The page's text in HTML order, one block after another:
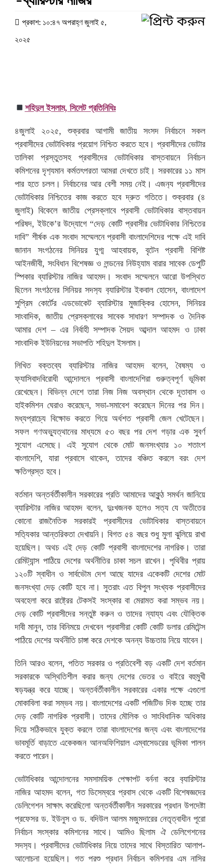
প্রকাশ: ১০:৪৭ অপরাহ্ণ জুলাই ৫,
২০২৫
শ‌হিদুল ইসলাম, সিলেট প্রতিনিধিঃ
৪জুলাই ২০২৫, শুক্রবার আগামী জাতীয় সংসদ নির্বাচনে সকল
প্রবাসীদের ভোটাধিকার প্রয়োগ নিশ্চিত করতে হবে। প্রবাসীদের ভোটার
তালিকা প্রস্তুতসহ প্রবাসীদের ভোটাধিকার বাস্তবায়নে নির্বাচন
কমিশনের দৃশ‍্যমান কর্মতৎপরতা আমরা দেখতে চাই। সরকারের ১১ মাস
পার হতে চলল। নির্বাচনের আর বেশী সময় নেই। এজন‍্য প্রবাসীদের
ভোটাধিকার নিশ্চিতের কাজ করতে হবে দ্রুত গতিতে। শুক্রবার (৪
জুলাই) বিকেলে জাতীয় প্রেসক্লাবে প্রবাসী ভোটাধিকার বাস্তবায়ন
পরিষদ, ইউকে’র উদ্যোগে “দেড় কোটি প্রবাসীর ভোটাধিকার নিশ্চিতের
দাবি” শীর্ষক এক সংবাদ সম্মেলনে প্রবাসী বাংলাদেশিদের পক্ষে এই দাবি
জানান সংগঠনের সিনিয়র যুগ্ম আহবায়ক, বৃটেন প্রবাসী বিশিষ্ট
আইনজীবী, সংবিধান বিশেষজ্ঞ ও লন্ডনের নিউহ্যাম বারার সাবেক ডেপুটি
স্পিকার ব্যারিস্টার নাজির আহমদ। সংবাদ সম্মেলনে আরো উপস্থিত
ছিলেন সংগঠনের সিনিয়র সদস‍্য ব‍্যারিস্টার ইকবাল হোসেন, বাংলাদেশ
সুপ্রিম কোর্টের এডভোকেট ব্যারিস্টার মুজাক্কির হোসেন, সিনিয়র
সাংবাদিক, জাতীয় প্রেসক্লাবের সাবেক সাধারণ সম্পাদক ও দৈনিক
আমার দেশ – এর নির্বাহী সম্পাদক সৈয়দ আব্দাল আহমদ ও ঢাকা
সাংবাদিক ইউনিয়নের সভাপতি শহিদুল ইসলাম।
লিখিত বক্তব্যে ব্যারিস্টার নাজির আহমদ বলেন, বৈষম্য ও
ফ্যাসিবাদবিরোধী আন্দোলনে প্রবাসী বাংলাদেশিরা গুরুত্বপূর্ণ ভূমিকা
রেখেছেন। বিভিন্ন দেশে তারা নিজ নিজ অবস্থান থেকে দূতাবাস ও
হাইকমিশন ঘেরাও করেছেন, সভা-সমাবেশ করেছেন দিনের পর দিন।
মধ্যপ্রাচ্যে বিক্ষোভ করতে গিয়ে অর্ধশত প্রবাসী জেল খেটেছেন।
সফল গণঅভ্যুত্থানের মাধ্যমে ৫৩ বছর পর দেশ গড়ার এক সুবর্ণ
সুযোগ এসেছে। এই সুযোগ থেকে মোট জনসংখ্যার ১০ শতাংশ
বাংলাদেশি, যারা প্রবাসে থাকেন, তাদের বঞ্চিত করলে বরং দেশ
ক্ষতিগ্রস্ত হবে।
বর্তমান অন্তর্বর্তীকালীন সরকারের প্রতি আমাদের আকুন্ঠ সমর্থন জানিয়ে
ব্যারিস্টার নাজির আহমদ বলেন, দুঃখজনক হলেও সত্য যে অতীতের
কোনো রাজনৈতিক সরকারই প্রবাসীদের ভোটাধিকার বাস্তবায়নে
সত‍্যিকার আন্তরিকতা দেখায়নি। বিগত ৫৪ বছর শুধু মুলা ঝুলিয়ে রাখা
হয়েছিল। অথচ এই দেড় কোটি প্রবাসী বাংলাদেশের নাগরিক। তারা
রেমিট্যান্স পাঠিয়ে দেশের অর্থনীতির চাকা সচল রাখেন। পৃথিবীর প্রায়
১২০টি স্বাধীন ও সার্বভৌম দেশ আছে যাদের একেকটি দেশের মোট
জনসংখ্যা দেড় কোটি হবে না। সুতরাং এত বিপুল সংখ্যক প্রবাসীদের
অবহেলা করে রাষ্ট্রের টেকসই সংস্কার বা মেরামত করা সম্ভব নয়।
দেড় কোটি প্রবাসীদের সন্তুষ্ট করুন ও তাদের ন্যায্য এবং যৌক্তিক
দাবী মানুন, তার বিনিময়ে দেখবেন প্রবাসীরা কোটি কোটি ডলার রেমিটেন্স
পাঠিয়ে দেশের অর্থনীতি চাঙ্গা করে দেশকে অনন্য উচ্চতায় নিয়ে যাবেন।
তিনি আরও বলেন, পতিত সরকার ও প্রতিবেশী বড় একটি দেশ বর্তমান
সরকারকে অস্থিতিশীল করার জন্য দেশের ভেতর ও বাইরে বহুমুখী
ষড়যন্ত্র করে যাচ্ছে। অন্তর্বর্তীকালীন সরকারের একার পক্ষে এগুলো
মোকাবিলা করা সম্ভব নয়। বাংলাদেশের একটি পজিটিভ দিক হচ্ছে তার
দেড় কোটি নাগরিক প্রবাসী। তাদের মৌলিক ও সাংবিধানিক অধিকার
দিয়ে সঠিকভাবে যুক্ত করলে তারা বাংলাদেশের জন্য এবং বাংলাদেশের
ভাবমূর্তি বাড়াতে একেকজন আনঅফিশিয়াল এম্বাসেডরের ভূমিকা পালন
করতে পারেন।
ভোটাধিকার আন্দোলনের সমসাময়িক পেক্ষাপট বর্ননা করে ব‍্যারিস্টার
নাজির আহমদ বলেন, গত ডিসেম্বরে প্রবাস থেকে একটি বিশেষজ্ঞদের
ডেলিগেশন সাক্ষাৎ করেছিলো অন্তর্বর্তীকালীন সরকারের প্রধান উপদেষ্টা
প্রফেসর ড. ইউনুস ও ড. বদিউল আলম মজুমদারের নেতৃত্বাধীন পূরো
নির্বাচন সংস্কার কমিশনের সাথে। আমিও ছিলাম ঐ ডেলিগেশনের
সদস‍্য। প্রবাসীদের ভোটাধিকার নিয়ে তাদের সাথে বিস্তারিত আলাপ-
আলোচনা হয়েছিল। গত পরশু প্রধান নির্বাচন কমিশনার এম নাসির